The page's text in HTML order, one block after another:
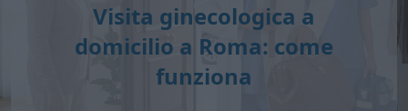
Visita ginecologica a
domicilio a Roma: come
funziona